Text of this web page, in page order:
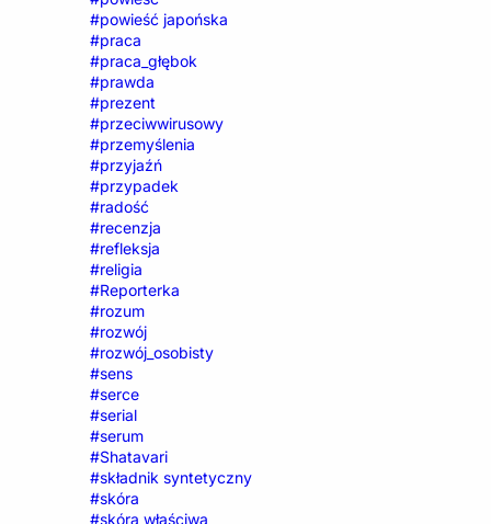
#powieść japońska
#praca
#praca_głębok
#prawda
#prezent
#przeciwwirusowy
#przemyślenia
#przyjaźń
#przypadek
#radość
#recenzja
#refleksja
#religia
#Reporterka
#rozum
#rozwój
#rozwój_osobisty
#sens
#serce
#serial
#serum
#Shatavari
#składnik syntetyczny
#skóra
#skóra właściwa